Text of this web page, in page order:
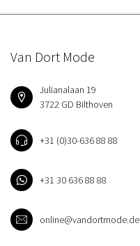
Van Dort Mode
Julianalaan 19
3722 GD Bilthoven
+31 (0)30-636 88 88
+31 30 636 88 88
online@vandortmode.de